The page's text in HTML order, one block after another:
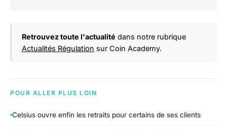
Retrouvez toute l'actualité dans notre rubrique
Actualités Régulation sur Coin Academy.
POUR ALLER PLUS LOIN
Celsius ouvre enfin les retraits pour certains de ses clients